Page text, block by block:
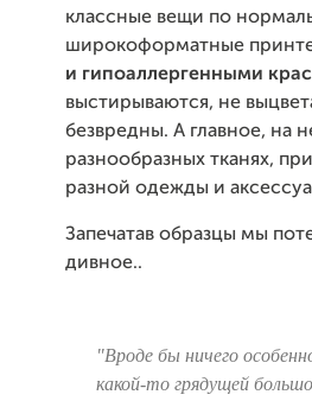
классные вещи по
широкоформатные
и гипоаллергенными
выстирываются, не
безвредны. А главное, на
разнообразных тканях,
разной одежды и
Запечатав образцы мы
дивное..
"Вроде бы ничего
какой-то грядущей